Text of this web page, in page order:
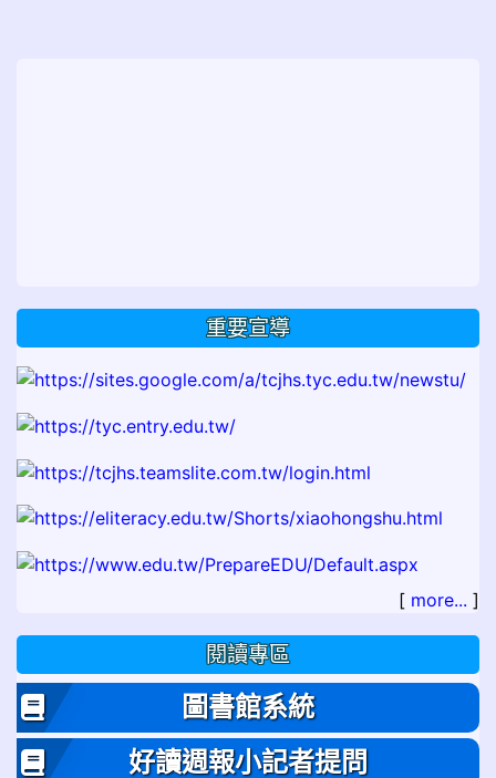
重要宣導
[ more... ]
閱讀專區
圖書館系統
好讀週報小記者提問